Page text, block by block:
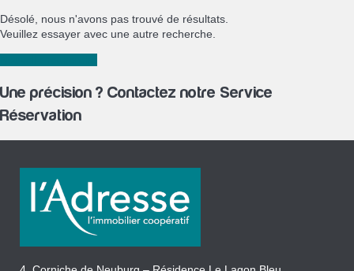
Désolé, nous n'avons pas trouvé de résultats.
Veuillez essayer avec une autre recherche.
Une précision ? Contactez notre Service
Réservation